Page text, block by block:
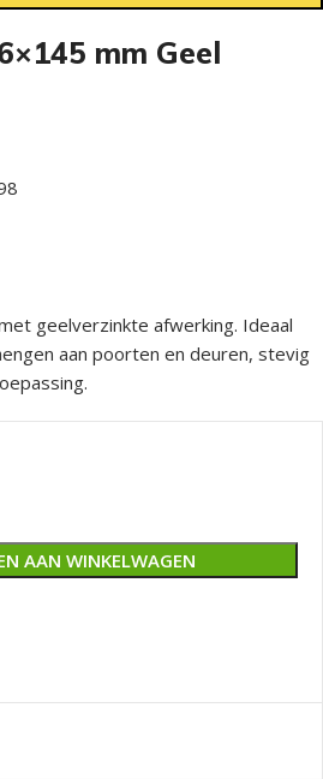
mm Geel
geelverzinkte afwerking. Ideaal
aan poorten en deuren, stevig
AAN WINKELWAGEN